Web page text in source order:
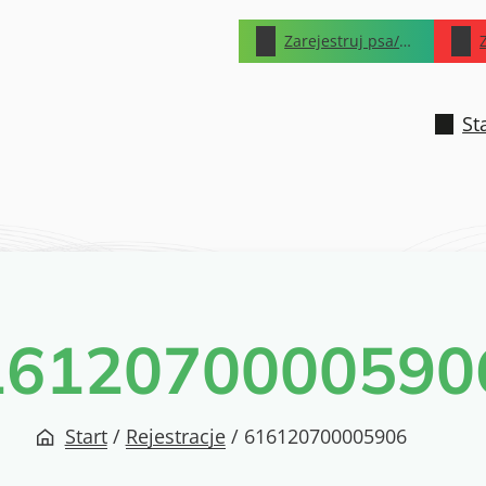
Zarejestruj psa/kota
Start / Rejestracje / 616120700005906